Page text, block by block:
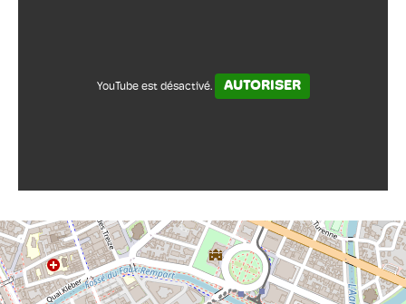
YouTube est désactivé. AUTORISER